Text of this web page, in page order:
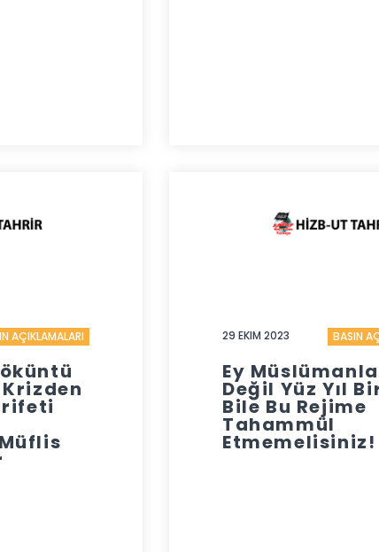
AÇIKLAMALARI 29 EKIM 2023 BASIN
Ey
Değil Yüz Yıl
Bile Bu Rejime
Tahammül
Etmemelisiniz!